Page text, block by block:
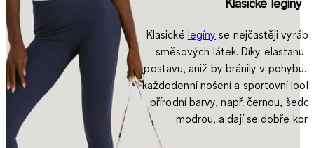
Klasické legíny se nejčastěji
směsových látek. Díky elastanu
postavu, aniž by bránily v pohybu.
každodenní nošení a sportovní look
přírodní barvy, např. černou,
modrou, a dají se dobře